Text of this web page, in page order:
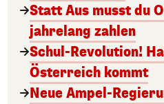
Statt Aus musst du
jahrelang zahlen
Schul-Revolution!
Österreich kommt
Neue Ampel-